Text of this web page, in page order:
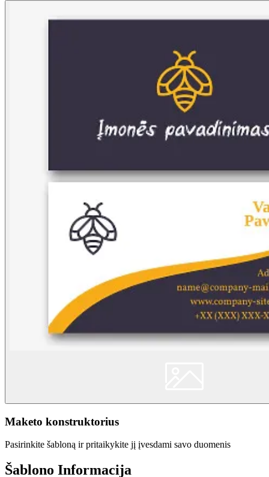
Maketo konstruktorius
Pasirinkite šabloną ir pritaikykite jį įvesdami savo duomenis
Šablono Informacija